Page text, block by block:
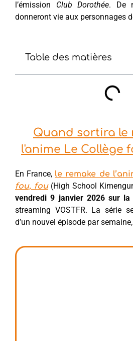
l’émission Club Dorothée. De
donneront vie aux personnages
Table des matières
Quand sortira le
l'anime Le Collège
En France, le remake de
fou, fou(High School
vendredi 9 janvier 2026 sur la
streaming VOSTFR. La série
d’un nouvel épisode par